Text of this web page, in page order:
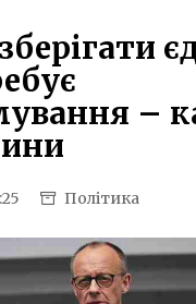
–
Політика